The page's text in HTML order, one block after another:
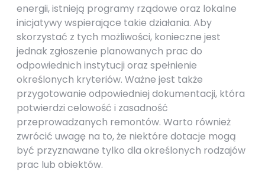
energii, istnieją programy rządowe oraz lokalne
inicjatywy wspierające takie działania. Aby
skorzystać z tych możliwości, konieczne jest
jednak zgłoszenie planowanych prac do
odpowiednich instytucji oraz spełnienie
określonych kryteriów. Ważne jest także
przygotowanie odpowiedniej dokumentacji, która
potwierdzi celowość i zasadność
przeprowadzanych remontów. Warto również
zwrócić uwagę na to, że niektóre dotacje mogą
być przyznawane tylko dla określonych rodzajów
prac lub obiektów.